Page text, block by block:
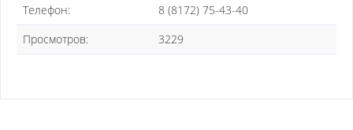
Телефон:
8 (8172) 75-43-40
Просмотров:
3229